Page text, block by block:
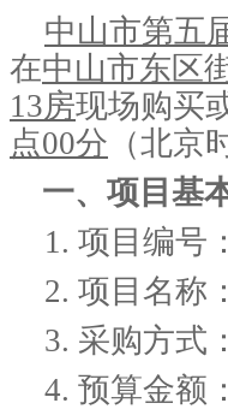
中山市第五
在中山市东区
13房现场购买
点00分 （北京
一、项目基
1. 项目编号
2. 项目名称
3. 采购方式
4. 预算金额